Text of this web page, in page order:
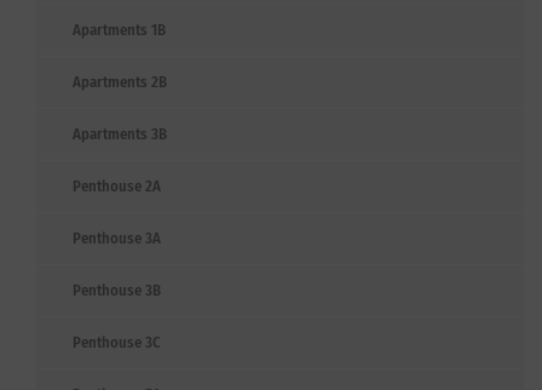
Apartments 1B
Apartments 2B
Apartments 3B
Penthouse 2A
Penthouse 3A
Penthouse 3B
Penthouse 3C